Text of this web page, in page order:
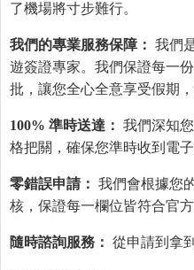
了機場將寸步難行。
我們的專業服務保障： 我們
遊簽證專家。我們保證每一
批，讓您全心全意享受假期
100% 準時送達： 我們深知
格把關，確保您準時收到電子
零錯誤申請： 我們會根據您
核，保證每一欄位皆符合官方
隨時諮詢服務： 從申請到拿